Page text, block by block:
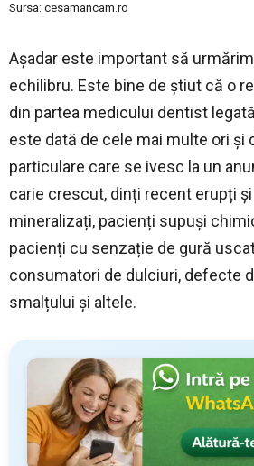
Sursa: cesamancam.ro
Așadar este important să
echilibru. Este bine de știut că o
din partea medicului dentist
este dată de cele mai multe ori și
particulare care se ivesc la un
carie crescut, dinți recent erupți
mineralizați, pacienți supuși
pacienți cu senzație de gură
consumatori de dulciuri, defecte
smalțului şi altele.